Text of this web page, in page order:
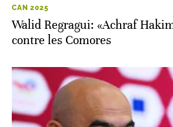
CAN 2025
Walid Regragui: «Achraf
contre les Comores